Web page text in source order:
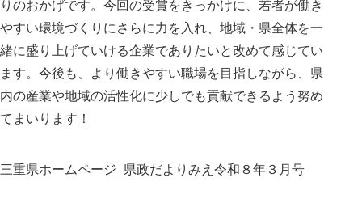
りのおかげです。今回の受賞をきっかけに、若者が働き
やすい環境づくりにさらに力を入れ、地域・県全体を一
緒に盛り上げていける企業でありたいと改めて感じてい
ます。今後も、より働きやすい職場を目指しながら、県
内の産業や地域の活性化に少しでも貢献できるよう努め
てまいります！
三重県ホームページ_県政だよりみえ令和８年３月号